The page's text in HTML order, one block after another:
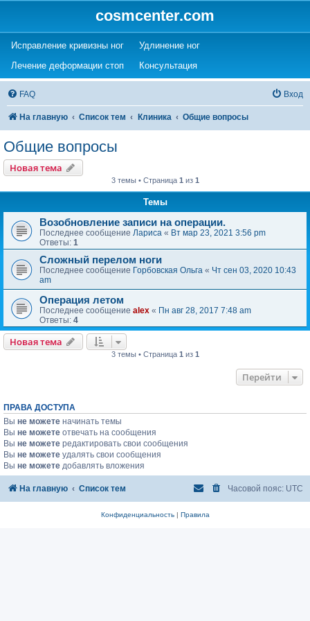
cosmcenter.com
Исправление кривизны ног(Opens a new tab)
Удлинение ног(Opens a new tab)
Лечение деформации стоп(Opens a new tab)
Консультация(Opens a new tab)
FAQ Вход
На главную Список тем Клиника Общие вопросы
Общие вопросы
Новая тема
3 темы • Страница 1 из 1
Темы
Возобновление записи на операции.
Последнее сообщение Лариса « Вт мар 23, 2021 3:56 pm
Ответы: 1
Сложный перелом ноги
Последнее сообщение Горбовская Ольга « Чт сен 03, 2020 10:43
am
Операция летом
Последнее сообщение alex « Пн авг 28, 2017 7:48 am
Ответы: 4
Новая тема
3 темы • Страница 1 из 1
Перейти
ПРАВА ДОСТУПА
Вы не можете начинать темы
Вы не можете отвечать на сообщения
Вы не можете редактировать свои сообщения
Вы не можете удалять свои сообщения
Вы не можете добавлять вложения
На главную Список тем Часовой пояс: UTC
Конфиденциальность| Правила